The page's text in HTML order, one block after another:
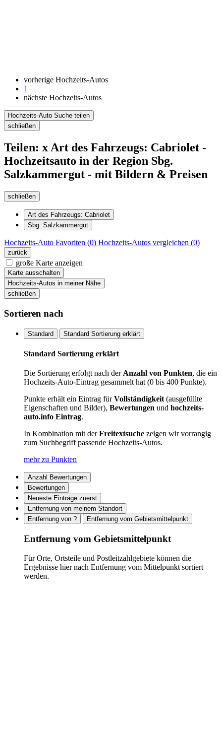
vorherige Hochzeits-Autos
1
nächste Hochzeits-Autos
Hochzeits-Auto Suche teilen
schließen
Teilen: x Art des Fahrzeugs: Cabriolet -
Hochzeitsauto in der Region Sbg.
Salzkammergut - mit Bildern & Preisen
schließen
Art des Fahrzeugs: Cabriolet
Sbg. Salzkammergut
Hochzeits-Auto Favoriten (0) Hochzeits-Autos vergleichen (0)
zurück
große Karte anzeigen
Karte ausschalten
Hochzeits-Autos in meiner Nähe
schließen
Sortieren nach
Standard Standard Sortierung erklärt
Standard Sortierung erklärt
Die Sortierung erfolgt nach der Anzahl von Punkten, die ein
Hochzeits-Auto-Eintrag gesammelt hat (0 bis 400 Punkte).
Punkte erhält ein Eintrag fürVollständigkeit (ausgefüllte
Eigenschaften und Bilder), Bewertungen und hochzeits-
auto.info Eintrag.
In Kombination mit derFreitextsuche zeigen wir vorrangig
zum Suchbegriff passende Hochzeits-Autos.
mehr zu Punkten
Anzahl Bewertungen
Bewertungen
Neueste Einträge zuerst
Entfernung von meinem Standort
Entfernung von ?
Entfernung vom Gebietsmittelpunkt
Entfernung vom Gebietsmittelpunkt
Für Orte, Ortsteile und Postleitzahlgebiete können die
Ergebnisse hier nach Entfernung vom Mittelpunkt sortiert
werden.